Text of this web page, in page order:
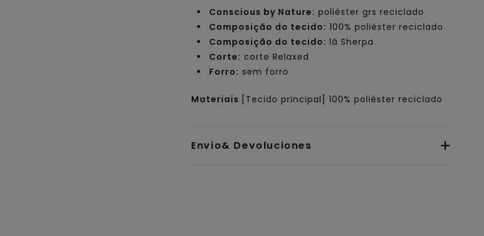
Conscious by Nature: poliéster grs reciclado
Composição do tecido: 100% poliéster reciclado
Composição do tecido: lã Sherpa
Corte: corte Relaxed
Forro: sem forro
Materiais [Tecido principal] 100% poliéster reciclado
Envio& Devoluciones